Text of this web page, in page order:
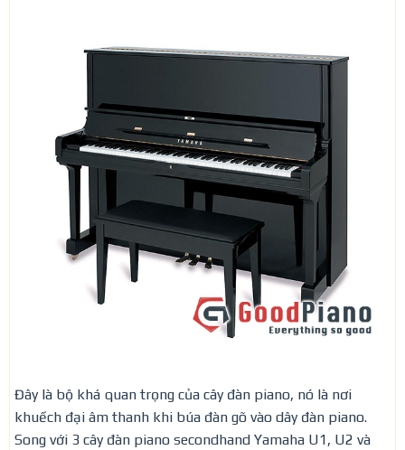
Đây là bộ khá quan trọng của cây đàn piano, nó là nơi
khuếch đại âm thanh khi búa đàn gõ vào dây đàn piano.
Song với 3 cây đàn piano secondhand Yamaha U1, U2 và